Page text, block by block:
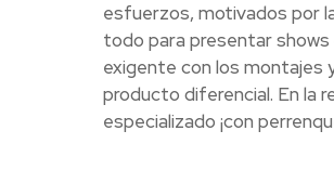
esfuerzos, motivados por
todo para presentar shows
exigente con los montajes
producto diferencial. En la
especializado ¡con